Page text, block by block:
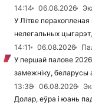
14:14
06.08.2026
У Літве
нелегальных
14:11
06.08.2026
У першай палове
замежніку, беларусы
13:38
06.08.2026
Долар, еўра і юань